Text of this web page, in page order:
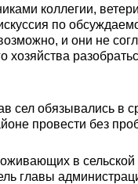
коллегии,
по
и они не
сел обязывались в
провести без
в сельской
главы